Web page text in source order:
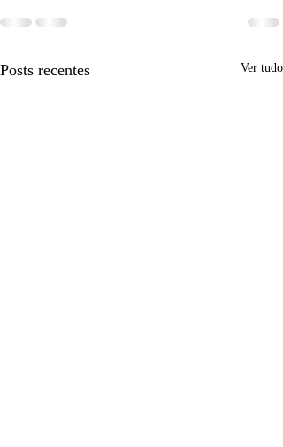
Posts recentes Ver tudo